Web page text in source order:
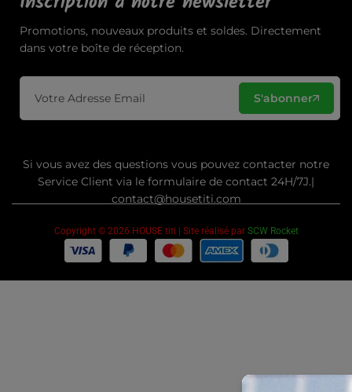
Promotions, nouveaux produits et soldes. Directement
dans votre boîte de réception.
S'abonner
Si vous avez des questions vous pouvez contacter notre
Service Client via le formulaire de contact 24H/7J.|
contact@housetiti.com
Copyright © 2026 HOUSE titi | Site réalisé par SCW Rocket